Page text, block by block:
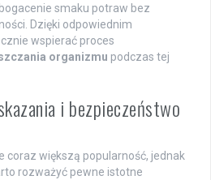
smaku potraw bez
Dzięki odpowiednim
wspierać proces
organizmu podczas tej
i bezpieczeństwo
coraz większą popularność, jednak
rozważyć pewne istotne